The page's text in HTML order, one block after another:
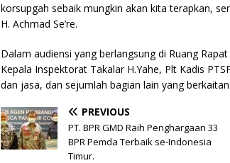
korsupgah sebaik mungkin akan kita terapkan,
H. Achmad Se’re.
Dalam audiensi yang berlangsung di Ruang
Kepala Inspektorat Takalar H.Yahe, Plt Kadis
dan jasa, dan sejumlah bagian lain yang
PREVIOUS
PT. BPR GMD Raih Penghargaan 33
BPR Pemda Terbaik se-Indonesia
Timur.